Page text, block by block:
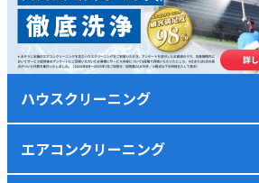
ハウスクリーニング
エアコンクリーニング